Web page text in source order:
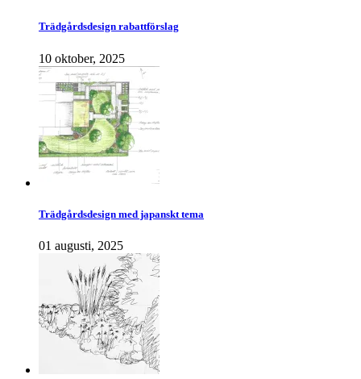
Trädgårdsdesign rabattförslag
10 oktober, 2025
Trädgårdsdesign med japanskt tema
01 augusti, 2025